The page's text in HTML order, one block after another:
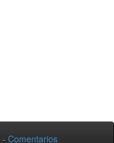
- Comentarios